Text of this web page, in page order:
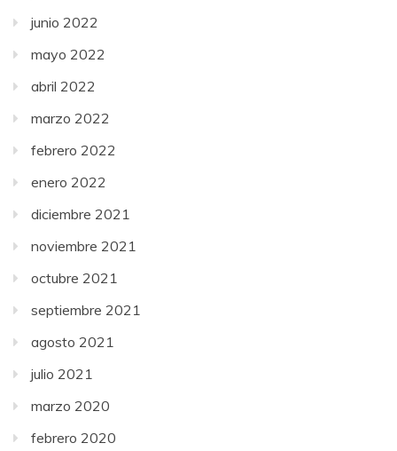
junio 2022
mayo 2022
abril 2022
marzo 2022
febrero 2022
enero 2022
diciembre 2021
noviembre 2021
octubre 2021
septiembre 2021
agosto 2021
julio 2021
marzo 2020
febrero 2020